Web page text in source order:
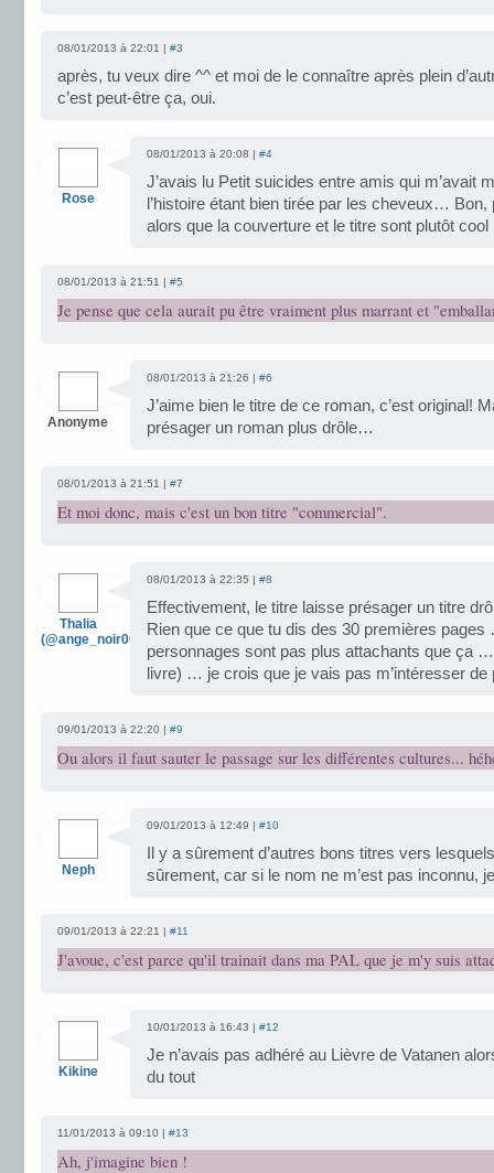
08/01/2013 à 22:01 | #3
après, tu veux dire ^^ et moi de le connaître après plein
c’est peut-être ça, oui.
Rose
08/01/2013 à 20:08 | #4
J’avais lu Petit suicides entre amis qui m’avait
l’histoire étant bien tirée par les cheveux…
alors que la couverture et le titre sont plutôt cool
08/01/2013 à 21:51 | #5
Je pense que cela aurait pu être vraiment plus marrant et
Anonyme
08/01/2013 à 21:26 | #6
J’aime bien le titre de ce roman, c’est original!
présager un roman plus drôle…
08/01/2013 à 21:51 | #7
Et moi donc, mais c'est un bon titre "commercial".
Thalia
(@ange_noir007)
08/01/2013 à 22:35 | #8
Effectivement, le titre laisse présager un titre
Rien que ce que tu dis des 30 premières
personnages sont pas plus attachants que ça
livre) … je crois que je vais pas m’intéresser
09/01/2013 à 22:20 | #9
Ou alors il faut sauter le passage sur les différentes cultures...
Neph
09/01/2013 à 12:49 | #10
Il y a sûrement d’autres bons titres vers
sûrement, car si le nom ne m’est pas inconnu,
09/01/2013 à 22:21 | #11
J'avoue, c'est parce qu'il trainait dans ma PAL que je m'y suis
Kikine
10/01/2013 à 16:43 | #12
Je n’avais pas adhéré au Lièvre de Vatanen
du tout
11/01/2013 à 09:10 | #13
Ah, j'imagine bien !